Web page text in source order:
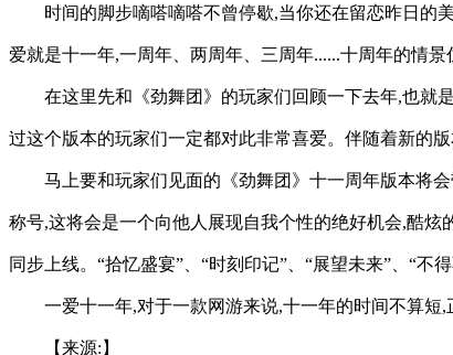
时间的脚步嘀嗒嘀嗒不曾停歇,当你还在留恋昨日的
爱就是十一年,一周年、两周年、三周年......十周年的情
在这里先和《劲舞团》的玩家们回顾一下去年,也就
过这个版本的玩家们一定都对此非常喜爱。伴随着新的
马上要和玩家们见面的《劲舞团》十一周年版本将
称号,这将会是一个向他人展现自我个性的绝好机会,酷
同步上线。“拾忆盛宴”、“时刻印记”、“展望未来”、“
一爱十一年,对于一款网游来说,十一年的时间不算短
【来源:】